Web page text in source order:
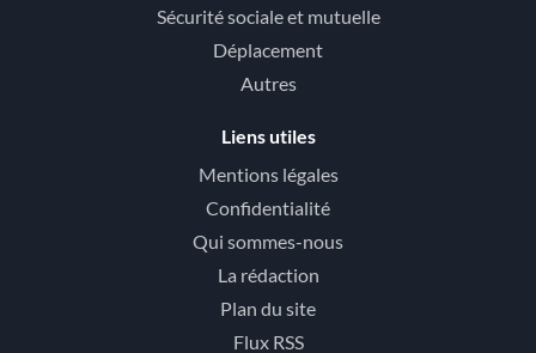
Sécurité sociale et mutuelle
Déplacement
Autres
Liens utiles
Mentions légales
Confidentialité
Qui sommes-nous
La rédaction
Plan du site
Flux RSS